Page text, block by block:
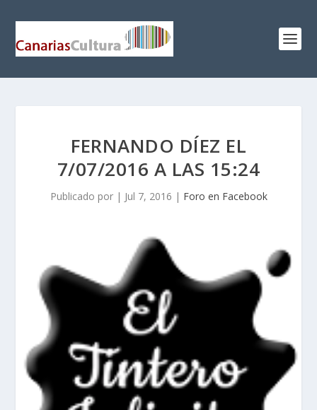
FERNANDO DÍEZ EL
7/07/2016 A LAS 15:24
Publicado por | Jul 7, 2016 | Foro en Facebook